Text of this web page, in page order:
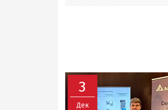
3
Дек